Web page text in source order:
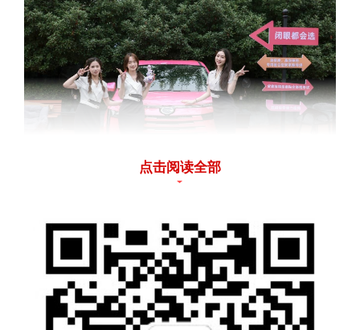
传祺新能源E8的设计风格与插电混动版车型
保持一致，展现出高度的统一性。前进气格栅
由五层结构组成，每层之间通过横向镀铬装饰
条点缀，营造出庄重而大气的视觉效果。大灯
点击阅读全部